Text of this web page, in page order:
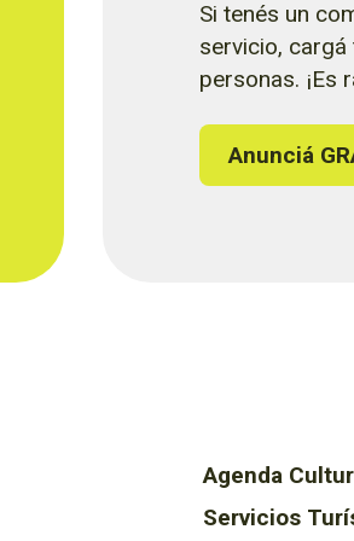
Si tenés un
servicio,
personas. ¡Es
Anunciá
Agenda
Servicios